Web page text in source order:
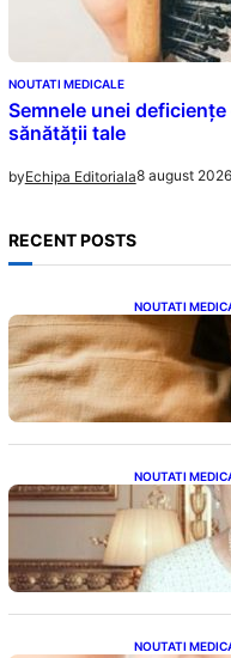
NOUTATI MEDICALE
Semnele unei
sănătății tale
byEchipa Editoriala8 august 2026
RECENT POSTS
NOUTATI
Somnul
în Funcție
Sănătății
NOUTATI
din Viața
Fost Pe
NOUTATI